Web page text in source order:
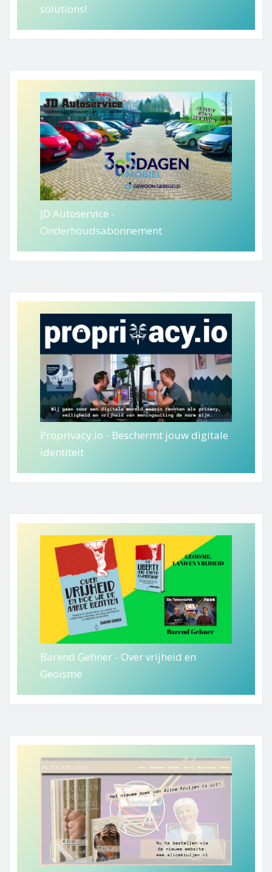
solutions!
JD Autoservice -
Onderhoudsabonnement
Proprivacy.io - Beschermt jouw digitale
identiteit
Barend Gehner - Over vrijheid en
Geoisme